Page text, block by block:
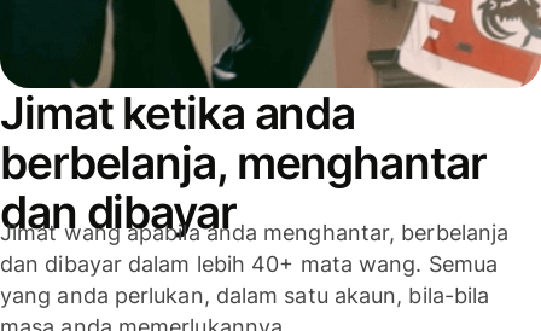
Jimat ketika anda
berbelanja, menghantar
dan dibayar
Jimat wang apabila anda menghantar, berbelanja
dan dibayar dalam lebih 40+ mata wang. Semua
yang anda perlukan, dalam satu akaun, bila-bila